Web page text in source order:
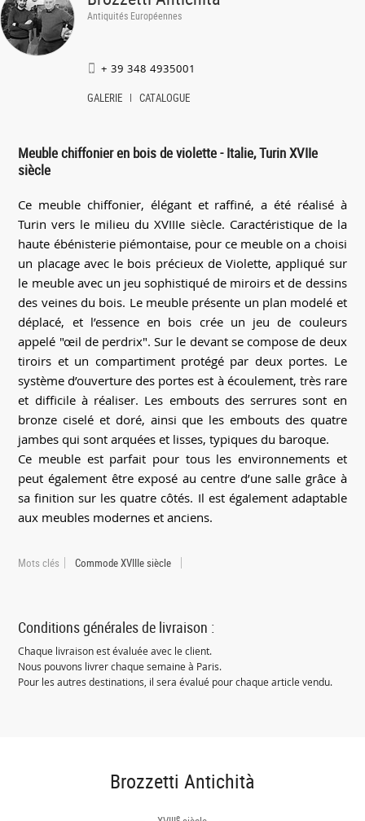
Antiquités Européennes
+ 39 348 4935001
GALERIE CATALOGUE
Meuble chiffonier en bois de violette - Italie, Turin XVIIe
siècle
Ce meuble chiffonier, élégant et raffiné, a été réalisé à
Turin vers le milieu du XVIIIe siècle. Caractéristique de la
haute ébénisterie piémontaise, pour ce meuble on a choisi
un placage avec le bois précieux de Violette, appliqué sur
le meuble avec un jeu sophistiqué de miroirs et de dessins
des veines du bois. Le meuble présente un plan modelé et
déplacé, et l’essence en bois crée un jeu de couleurs
appelé "œil de perdrix". Sur le devant se compose de deux
tiroirs et un compartiment protégé par deux portes. Le
système d’ouverture des portes est à écoulement, très rare
et difficile à réaliser. Les embouts des serrures sont en
bronze ciselé et doré, ainsi que les embouts des quatre
jambes qui sont arquées et lisses, typiques du baroque.
Ce meuble est parfait pour tous les environnements et
peut également être exposé au centre d’une salle grâce à
sa finition sur les quatre côtés. Il est également adaptable
aux meubles modernes et anciens.
Mots clés Commode XVIIIe siècle
Conditions générales de livraison :
Chaque livraison est évaluée avec le client.
Nous pouvons livrer chaque semaine à Paris.
Pour les autres destinations, il sera évalué pour chaque article vendu.
Brozzetti Antichità
e